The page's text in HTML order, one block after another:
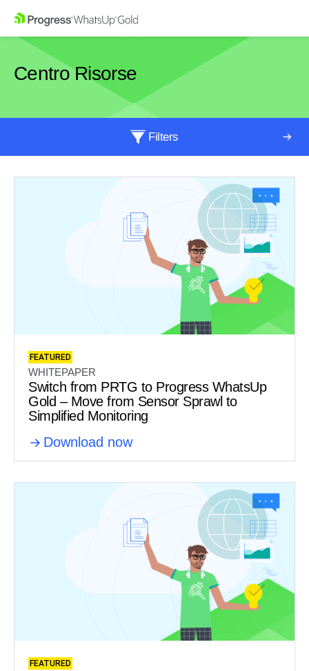
Centro Risorse
Filters
FEATURED
WHITEPAPER
Switch from PRTG to Progress WhatsUp
Gold – Move from Sensor Sprawl to
Simplified Monitoring
Download now
FEATURED